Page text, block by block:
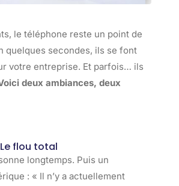
le téléphone reste un point de
quelques secondes, ils se font
votre entreprise. Et parfois… ils
deux ambiances, deux
flou total
longtemps. Puis un
: « Il n’y a actuellement